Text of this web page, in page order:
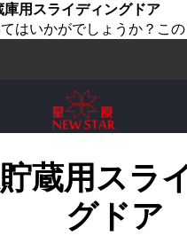
庫用スライディングドア
はいかがでしょうか？この
蔵用スラ
グドア